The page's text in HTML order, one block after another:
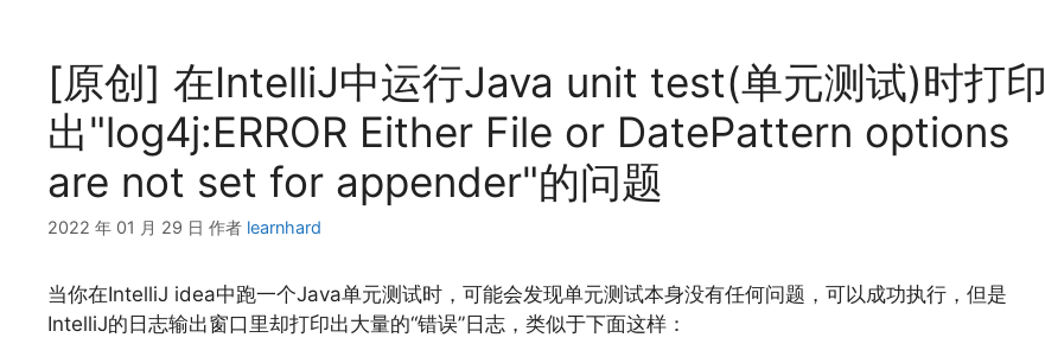
[原创] 在IntelliJ中运行Java unit test(单元测试)时打印
出"log4j:ERROR Either File or DatePattern options
are not set for appender"的问题
2022 年 01 月 29 日 作者 learnhard
当你在IntelliJ idea中跑一个Java单元测试时，可能会发现单元测试本身没有任何问题，可以成功执行，但是
IntelliJ的日志输出窗口里却打印出大量的“错误”日志，类似于下面这样：